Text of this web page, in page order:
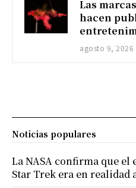
Las
hacen
agosto 9, 2026
Noticias populares
La NASA confirma que el
Star Trek era en realidad